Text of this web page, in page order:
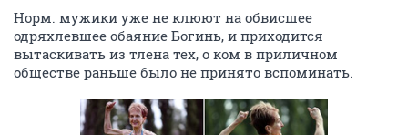
Норм. мужики уже не клюют на обвисшее
одряхлевшее обаяние Богинь, и приходится
вытаскивать из тлена тех, о ком в приличном
обществе раньше было не принято вспоминать.